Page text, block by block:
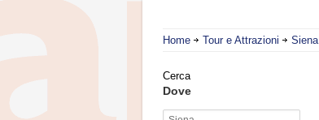
Home Tour e Attrazioni Siena
Cerca
Dove